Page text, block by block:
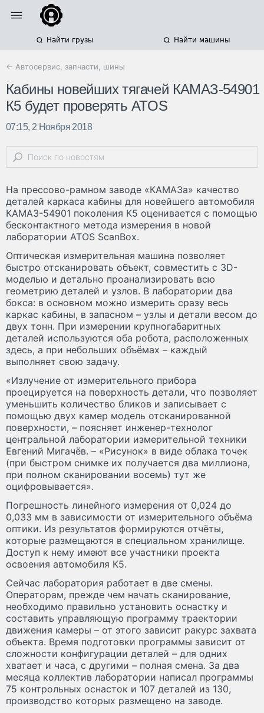
Найти грузы Найти машины
← Автосервис, запчасти, шины
Кабины новейших тягачей КАМАЗ-54901
К5 будет проверять ATOS
07:15, 2 Ноября 2018
На прессово-рамном заводе «КАМАЗа» качество
деталей каркаса кабины для новейшего автомобиля
КАМАЗ-54901 поколения К5 оценивается с помощью
бесконтактного метода измерения в новой
лаборатории ATOS ScanBox.
Оптическая измерительная машина позволяет
быстро отсканировать объект, совместить с 3D-
моделью и детально проанализировать всю
геометрию деталей и узлов. В лаборатории два
бокса: в основном можно измерить сразу весь
каркас кабины, в запасном – узлы и детали весом до
двух тонн. При измерении крупногабаритных
деталей используются оба робота, расположенных
здесь, а при небольших объёмах – каждый
выполняет свою задачу.
«Излучение от измерительного прибора
проецируется на поверхность детали, что позволяет
уменьшить количество бликов и записывает с
помощью двух камер модель отсканированной
поверхности, – поясняет инженер-технолог
центральной лаборатории измерительной техники
Евгений Мигачёв. – «Рисунок» в виде облака точек
(при быстром снимке их получается два миллиона,
при полном сканировании восемь) тут же
оцифровывается».
Погрешность линейного измерения от 0,024 до
0,033 мм в зависимости от измерительного объёма
оптики. Из результатов формируются отчёты,
которые размещаются в специальном хранилище.
Доступ к нему имеют все участники проекта
освоения автомобиля К5.
Сейчас лаборатория работает в две смены.
Операторам, прежде чем начать сканирование,
необходимо правильно установить оснастку и
составить управляющую программу траектории
движения камеры – от этого зависит ракурс захвата
объекта. Время подготовки программы зависит от
сложности конфигурации деталей – для одних
хватает и часа, с другими – полная смена. За два
месяца коллектив лаборатории написал программы
75 контрольных оснасток и 107 деталей из 130,
производство которых размещено на заводе.